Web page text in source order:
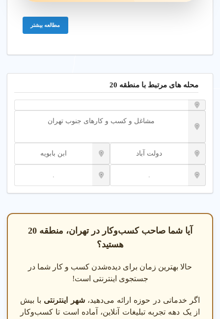
مطالعه بیشتر
محله های مرتبط با منطقه 20
مشاغل و کسب و کارهای جنوب تهران
دولت آباد ابن بابویه
.
.
آیا شما صاحب کسب‌وکار در تهران، منطقه 20
هستید؟
حالا بهترین زمان برای دیده‌شدن کسب و کار شما در
جستجوی اینترنتی است!
اگر خدماتی در حوزه ارائه می‌دهید،شهر اینترنتی با بیش
از یک دهه تجربه تبلیغات آنلاین، آماده است تا کسب‌وکار